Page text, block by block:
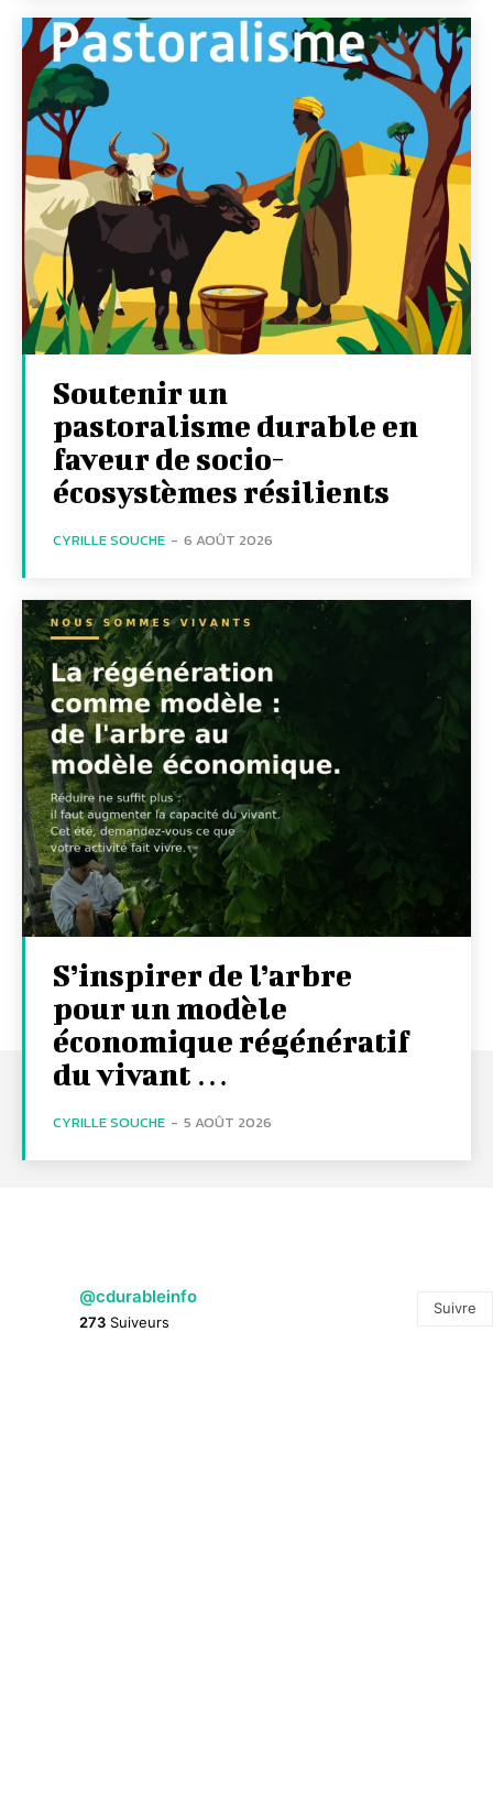
Soutenir un
pastoralisme durable en
faveur de socio-
écosystèmes résilients
CYRILLE SOUCHE - 6 AOÛT 2026
S’inspirer de l’arbre
pour un modèle
économique régénératif
du vivant …
CYRILLE SOUCHE - 5 AOÛT 2026
@cdurableinfo
273 Suiveurs
Suivre